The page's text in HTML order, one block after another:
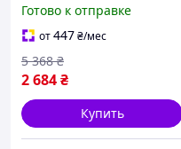
кастрюль с
антипригарным
покрытием UH-63
Готово к отправке
от447₴/мес
2 684₴
5 368 ₴
Купить